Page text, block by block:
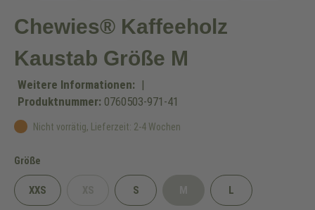
Chewies® Kaffeeholz
Kaustab Größe M
Weitere Informationen: |
Produktnummer: 0760503-971-41
Nicht vorrätig, Lieferzeit: 2-4 Wochen
Größeauswählen
XXS (Diese Option ist zurzeit nicht verfügbar.)
S (Diese Option ist zurzeit nicht
L